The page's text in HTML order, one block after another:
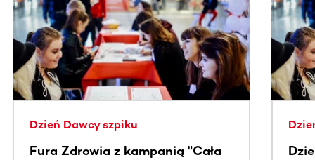
Ta sekcja zawiera treści przewijane w poziomie. Użyj
Dzień Dawcy szpiku
Fura Zdrowia z kampanią "Cała